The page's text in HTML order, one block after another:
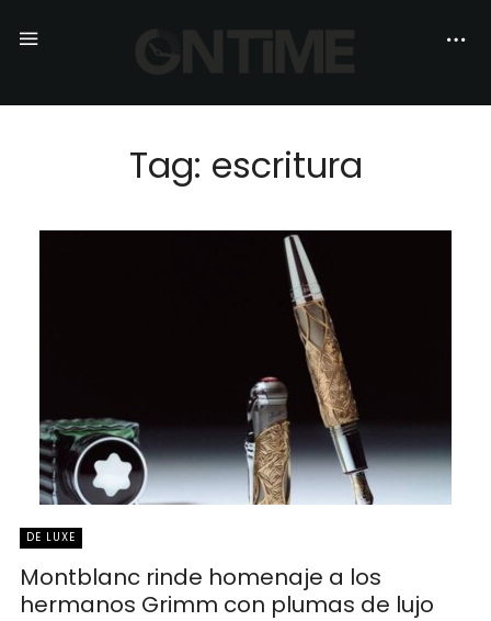
Tag: escritura
DE LUXE
Montblanc rinde homenaje a los
hermanos Grimm con plumas de lujo